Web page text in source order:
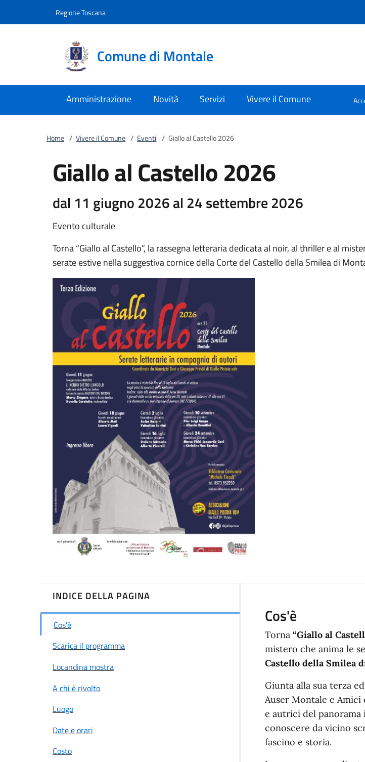
Regione Toscana
Comune di Montale
Amministrazione Novità Servizi Vivere il Comune
Home / Vivere il Comune / Eventi / Giallo al Castello 2026
Giallo al Castello 2026
dal 11 giugno 2026 al 24 settembre 2026
Evento culturale
Torna “Giallo al Castello”, la rassegna letteraria dedicata al noir, al thriller e al
serate estive nella suggestiva cornice della Corte del Castello della Smilea di
INDICE DELLA PAGINA
Cos'è
Scarica il programma
Locandina mostra
A chi è rivolto
Luogo
Date e orari
Costo
Cos'è
Torna “Giallo al
mistero che anima le
Castello della Smilea
Giunta alla sua terza
Auser Montale e
e autrici del
conoscere da vicino
fascino e storia.